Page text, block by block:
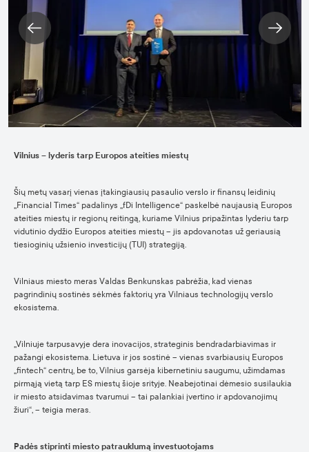
Vilnius – lyderis tarp Europos ateities miestų
Šių metų vasarį vienas įtakingiausių pasaulio verslo ir finansų leidinių
„Financial Times“ padalinys „fDi Intelligence“ paskelbė naujausią Europos
ateities miestų ir regionų reitingą, kuriame Vilnius pripažintas lyderiu tarp
vidutinio dydžio Europos ateities miestų – jis apdovanotas už geriausią
tiesioginių užsienio investicijų (TUI) strategiją.
Vilniaus miesto meras Valdas Benkunskas pabrėžia, kad vienas
pagrindinių sostinės sėkmės faktorių yra Vilniaus technologijų verslo
ekosistema.
„Vilniuje tarpusavyje dera inovacijos, strateginis bendradarbiavimas ir
pažangi ekosistema. Lietuva ir jos sostinė – vienas svarbiausių Europos
„fintech“ centrų, be to, Vilnius garsėja kibernetiniu saugumu, užimdamas
pirmąją vietą tarp ES miestų šioje srityje. Neabejotinai dėmesio susilaukia
ir miesto atsidavimas tvarumui – tai palankiai įvertino ir apdovanojimų
žiuri“, – teigia meras.
Padės stiprinti miesto patrauklumą investuotojams